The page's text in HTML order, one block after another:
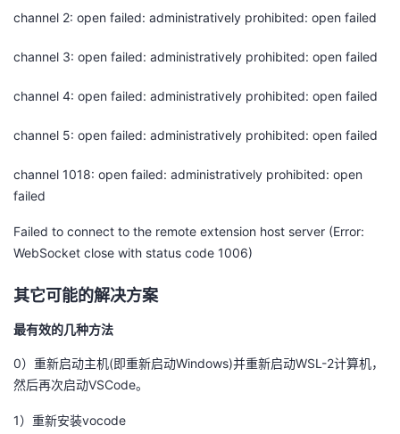
博
客
的
论
坛
我
的
圈
子
我
的
直
播
我
的
活
我
的
者
堂
我
的
课
程
我
的
认
我
的
我
支
我
的
技
术
支
我
的
云
声
channel 2: open failed: administratively prohibited: open failed
channel 3: open failed: administratively prohibited: open failed
channel 4: open failed: administratively prohibited: open failed
channel 5: open failed: administratively prohibited: open failed
channel 1018: open failed: administratively prohibited: open
failed
Failed to connect to the remote extension host server (Error:
WebSocket close with status code 1006)
其它可能的解决方案
最有效的几种方法
0）重新启动主机(即重新启动Windows)并重新启动WSL-2计算机，
然后再次启动VSCode。
1）重新安装vocode